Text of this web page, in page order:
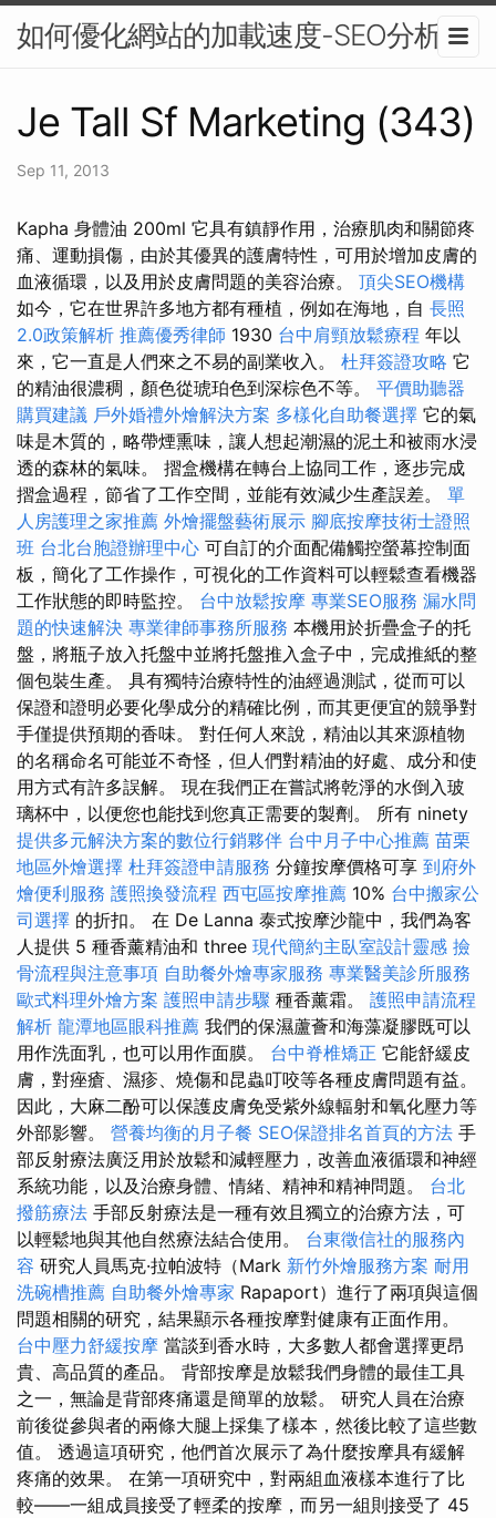
如何優化網站的加載速度-SEO分析
Je Tall Sf Marketing (343)
Sep 11, 2013
Kapha 身體油 200ml 它具有鎮靜作用，治療肌肉和關節疼
痛、運動損傷，由於其優異的護膚特性，可用於增加皮膚的
血液循環，以及用於皮膚問題的美容治療。 頂尖SEO機構
如今，它在世界許多地方都有種植，例如在海地，自 長照
2.0政策解析 推薦優秀律師 1930 台中肩頸放鬆療程 年以
來，它一直是人們來之不易的副業收入。 杜拜簽證攻略 它
的精油很濃稠，顏色從琥珀色到深棕色不等。 平價助聽器
購買建議 戶外婚禮外燴解決方案 多樣化自助餐選擇 它的氣
味是木質的，略帶煙熏味，讓人想起潮濕的泥土和被雨水浸
透的森林的氣味。 摺盒機構在轉台上協同工作，逐步完成
摺盒過程，節省了工作空間，並能有效減少生產誤差。 單
人房護理之家推薦 外燴擺盤藝術展示 腳底按摩技術士證照
班 台北台胞證辦理中心 可自訂的介面配備觸控螢幕控制面
板，簡化了工作操作，可視化的工作資料可以輕鬆查看機器
工作狀態的即時監控。 台中放鬆按摩 專業SEO服務 漏水問
題的快速解決 專業律師事務所服務 本機用於折疊盒子的托
盤，將瓶子放入托盤中並將托盤推入盒子中，完成推紙的整
個包裝生產。 具有獨特治療特性的油經過測試，從而可以
保證和證明必要化學成分的精確比例，而其更便宜的競爭對
手僅提供預期的香味。 對任何人來說，精油以其來源植物
的名稱命名可能並不奇怪，但人們對精油的好處、成分和使
用方式有許多誤解。 現在我們正在嘗試將乾淨的水倒入玻
璃杯中，以便您也能找到您真正需要的製劑。 所有 ninety
提供多元解決方案的數位行銷夥伴 台中月子中心推薦 苗栗
地區外燴選擇 杜拜簽證申請服務 分鐘按摩價格可享 到府外
燴便利服務 護照換發流程 西屯區按摩推薦 10% 台中搬家公
司選擇 的折扣。 在 De Lanna 泰式按摩沙龍中，我們為客
人提供 5 種香薰精油和 three 現代簡約主臥室設計靈感 撿
骨流程與注意事項 自助餐外燴專家服務 專業醫美診所服務
歐式料理外燴方案 護照申請步驟 種香薰霜。 護照申請流程
解析 龍潭地區眼科推薦 我們的保濕蘆薈和海藻凝膠既可以
用作洗面乳，也可以用作面膜。 台中脊椎矯正 它能舒緩皮
膚，對痤瘡、濕疹、燒傷和昆蟲叮咬等各種皮膚問題有益。
因此，大麻二酚可以保護皮膚免受紫外線輻射和氧化壓力等
外部影響。 營養均衡的月子餐 SEO保證排名首頁的方法 手
部反射療法廣泛用於放鬆和減輕壓力，改善血液循環和神經
系統功能，以及治療身體、情緒、精神和精神問題。 台北
撥筋療法 手部反射療法是一種有效且獨立的治療方法，可
以輕鬆地與其他自然療法結合使用。 台東徵信社的服務內
容 研究人員馬克·拉帕波特（Mark 新竹外燴服務方案 耐用
洗碗槽推薦 自助餐外燴專家 Rapaport）進行了兩項與這個
問題相關的研究，結果顯示各種按摩對健康有正面作用。
台中壓力舒緩按摩 當談到香水時，大多數人都會選擇更昂
貴、高品質的產品。 背部按摩是放鬆我們身體的最佳工具
之一，無論是背部疼痛還是簡單的放鬆。 研究人員在治療
前後從參與者的兩條大腿上採集了樣本，然後比較了這些數
值。 透過這項研究，他們首次展示了為什麼按摩具有緩解
疼痛的效果。 在第一項研究中，對兩組血液樣本進行了比
較——一組成員接受了輕柔的按摩，而另一組則接受了 45